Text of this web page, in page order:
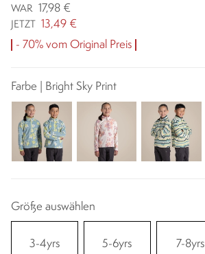
WAR 17,98 €
JETZT 13,49 €
- 70% vom Original Preis
Farbe | Bright Sky Print
Größe auswählen
3-4yrs 5-6yrs 7-8yrs